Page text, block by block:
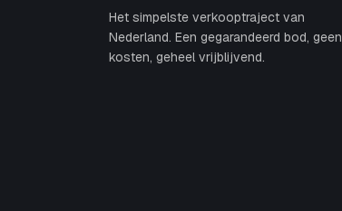
Het simpelste verkooptraject van
Nederland. Een gegarandeerd bod, geen
kosten, geheel vrijblijvend.